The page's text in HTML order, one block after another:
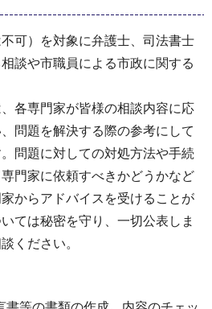
可）を対象に弁護士、司法書士
談や市職員による市政に関する
各専門家が皆様の相談内容に応
問題を解決する際の参考にして
問題に対しての対処方法や手続
門家に依頼すべきかどうかなど
からアドバイスを受けることが
ては秘密を守り、一切公表しま
ください。